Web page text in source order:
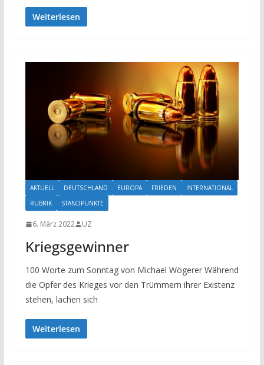
Weiterlesen
AKTUELL DEUTSCHLAND EUROPA FRIEDEN
INTERNATIONAL
RUBRIK
STANDPUNKTE
6. März 2022 UZ
Kriegsgewinner
100 Worte zum Sonntag von Michael Wögerer Während
die Opfer des Krieges vor den Trümmern ihrer Existenz
stehen, lachen sich
Weiterlesen